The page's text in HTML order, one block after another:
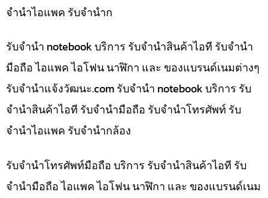
จำนำไอแพค รับจำนำก
รับจำนำ notebook บริการ รับจำนำสินค้าไอที รับจำนำ
มือถือ ไอแพค ไอโฟน นาฬิกา และ ของแบรนด์เนมต่างๆ
รับจํานําแจ้งวัฒนะ.com รับจำนำ notebook บริการ รับ
จำนำสินค้าไอที รับจำนำมือถือ รับจำนำโทรศัพท์ รับ
จำนำไอแพค รับจำนำกล้อง
รับจำนำโทรศัพท์มือถือ บริการ รับจำนำสินค้าไอที รับ
จำนำมือถือ ไอแพค ไอโฟน นาฬิกา และ ของแบรนด์เนม